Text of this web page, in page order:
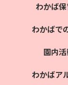
わかば
わかばで
園内
わかばア